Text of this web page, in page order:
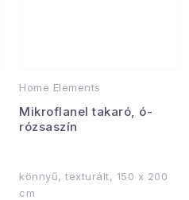
Home Elements
Mikroflanel takaró, ó-
rózsaszín
könnyű, texturált, 150 x 200
cm